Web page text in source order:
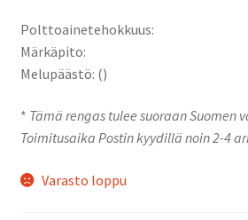
Polttoainetehokkuus:
Märkäpito:
Melupäästö: ()
* Tämä rengas tulee suoraan Suomen
Toimitusaika Postin kyydillä noin 2-4
Varasto loppu